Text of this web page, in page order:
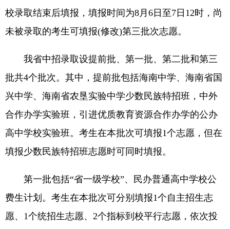
校录取结束后填报，填报时间为8月6日至7日12时，尚
未被录取的考生可填报(修改)第三批次志愿。
我省中招录取设提前批、第一批、第二批和第三
批共4个批次。其中，提前批包括海南中学、海南省国
兴中学、海南省农垦实验中学少数民族特招班，中外
合作办学实验班，引进优质教育资源合作办学的公办
高中学校实验班。考生在本批次可填报1个志愿，但在
填报少数民族特招班志愿时可同时填报。
第一批包括“省一级学校”、民办普通高中学校公
费生计划。考生在本批次可分别填报1个自主招生志
愿、1个统招生志愿、2个指标到校平行志愿，依次投